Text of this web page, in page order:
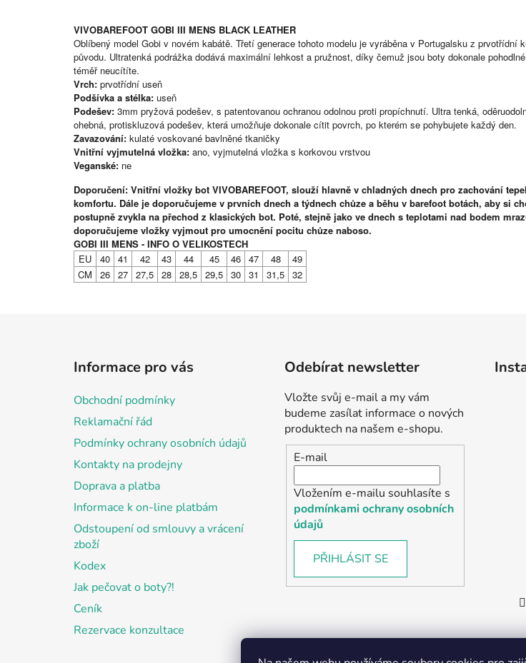
VIVOBAREFOOT GOBI III MENS BLACK LEATHER
Oblíbený model Gobi v novém kabátě. Třetí generace tohoto modelu je vyráběna v Portugalsku z prvotřídní
původu. Ultratenká podrážka dodává maximální lehkost a pružnost, díky čemuž jsou boty dokonale
téměř neucítíte.
Vrch: prvotřídní useň
Podšívka a stélka: useň
Podešev: 3mm pryžová podešev, s patentovanou ochranou odolnou proti propíchnutí. Ultra tenká,
ohebná, protiskluzová podešev, která umožňuje dokonale cítit povrch, po kterém se pohybujete každý den.
Zavazování: kulaté voskované bavlněné tkaničky
Vnitřní vyjmutelná vložka: ano, vyjmutelná vložka s korkovou vrstvou
Veganské: ne
Doporučení: Vnitřní vložky bot VIVOBAREFOOT, slouží hlavně v chladných dnech pro zachování
komfortu. Dále je doporučujeme v prvních dnech a týdnech chůze a běhu v barefoot botách, aby si
postupně zvykla na přechod z klasických bot. Poté, stejně jako ve dnech s teplotami nad bodem
doporučujeme vložky vyjmout pro umocnění pocitu chůze naboso.
GOBI III MENS - INFO O VELIKOSTECH
EU
40 41 42 43 44 45 46 47 48
49
CM
26 27 27,5 28 28,5 29,5 30 31 31,5 32
Informace pro vás
Obchodní podmínky
Reklamační řád
Podmínky ochrany osobních údajů
Kontakty na prodejny
Doprava a platba
Informace k on-line platbám
Odstoupení od smlouvy a vrácení
zboží
Kodex
Jak pečovat o boty?!
Ceník
Rezervace konzultace
Odebírat newsletter
Vložte svůj e-mail a my vám
budeme zasílat informace o nových
produktech na našem e-shopu.
E-mail
Vložením e-mailu souhlasíte s
podmínkami ochrany osobních
údajů
PŘIHLÁSIT SE